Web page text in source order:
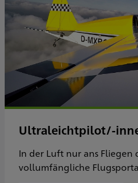
Ultraleichtpilot/-
In der Luft nur ans Fliegen
vollumfängliche